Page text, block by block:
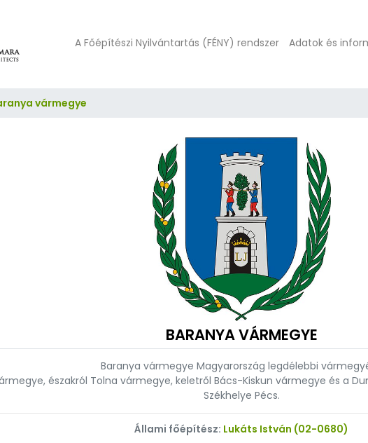
A Főépítészi Nyilvántartás (FÉNY) rendszer Adatok és
vármegye
BARANYA VÁRMEGYE
Baranya vármegye Magyarország legdélebbi
északról Tolna vármegye, keletről Bács-Kiskun vármegye és a
Székhelye Pécs.
Állami főépítész: Lukáts István (02-0680)